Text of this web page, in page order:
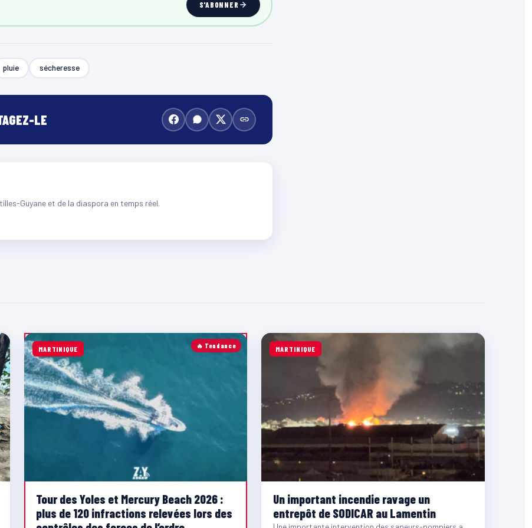
S'ABONNER
pluie sécheresse
LE
Guyane et de la diaspora en temps réel.
🔥 Tendance
MARTINIQUE
Tour des Yoles et Mercury Beach 2026 :
plus de 120 infractions relevées lors des
MARTINIQUE
Un important incendie ravage un
entrepôt de SODICAR au Lamentin